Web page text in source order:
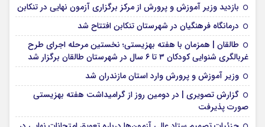
بازدید وزیر آموزش و پرورش از مرکز برگزاری آزمون نهایی در تنکابن
درمانگاه فرهنگیان در شهرستان تنکابن افتتاح شد
طالقان | همزمان با هفته بهزیستی؛ نخستین مرحله اجرای طرح
غربالگری شنوایی کودکان ۳ تا ۶ سال در شهرستان طالقان برگزار شد
وزیر آموزش و پرورش وارد استان مازندران شد
گزارش تصویری | در دومین روز از گرامیداشت هفته بهزیستی
صورت پذیرفت